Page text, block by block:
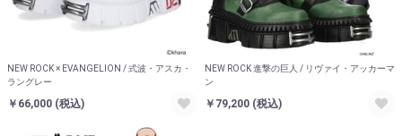
NEW ROCK × EVANGELION / 式波・アスカ・
ラングレー
￥66,000 (税込)
NEW ROCK 進撃の巨人 / リヴァイ・アッカーマ
ン
￥79,200 (税込)